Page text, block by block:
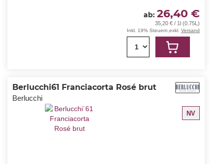
ab 26,40 €
35,20 € / 1l (0.75L)
Inkl. 19% Steuern exkl. Versand
1
Berlucchi´61 Franciacorta Rosé brut
Berlucchi
NV